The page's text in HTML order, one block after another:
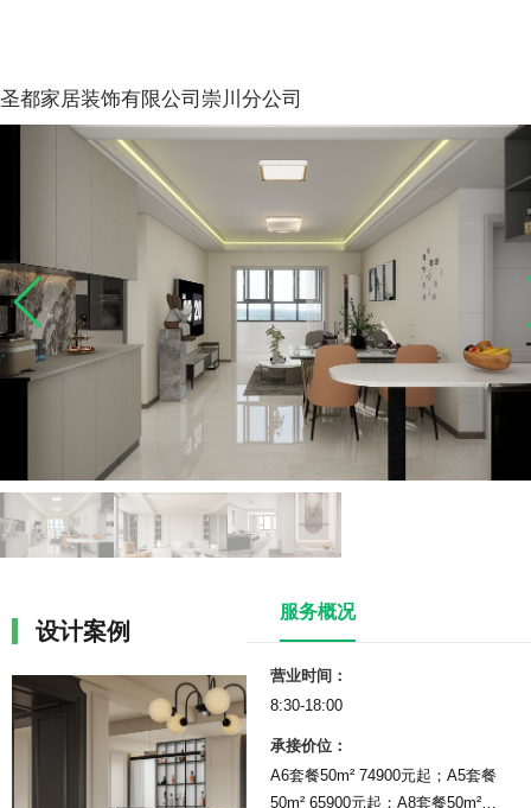
圣都家居装饰有限公司崇川分公司
设计案例
服务概况
营业时间：
8:30-18:00
承接价位：
A6套餐50m² 74900元起；A5套餐
50m² 65900元起；A8套餐50m²